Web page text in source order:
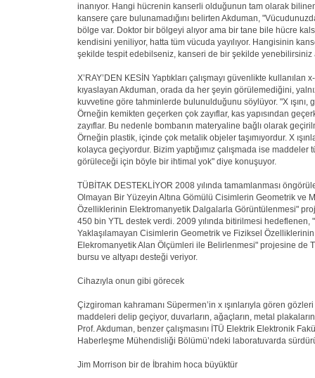
inanıyor. Hangi hücrenin kanserli olduğunun tam olarak
kansere çare bulunamadığını belirten Akduman,
bölge var. Doktor bir bölgeyi alıyor ama bir tane bile hücre
kendisini yeniliyor, hatta tüm vücuda yayılıyor. Hangisinin
şekilde tespit edebilseniz, kanseri de bir şekilde yenebilirsiniz
X’RAY’DEN KESİN Yaptıkları çalışmayı güvenlikte kullanılan
kıyaslayan Akduman, orada da her şeyin görülemediğini,
kuvvetine göre tahminlerde bulunulduğunu söylüyor. "X ışını,
Örneğin kemikten geçerken çok zayıflar, kas yapısından
zayıflar. Bu nedenle bombanın materyaline bağlı olarak
Örneğin plastik, içinde çok metalik objeler taşımıyordur. X
kolayca geçiyordur. Bizim yaptığımız çalışmada ise maddeler
görüleceği için böyle bir ihtimal yok" diye konuşuyor.
TÜBİTAK DESTEKLİYOR 2008 yılında tamamlanması
Olmayan Bir Yüzeyin Altına Gömülü Cisimlerin Geometrik ve
Özelliklerinin Elektromanyetik Dalgalarla Görüntülenmesi"
450 bin YTL destek verdi. 2009 yılında bitirilmesi hedeflenen,
Yaklaşılamayan Cisimlerin Geometrik ve Fiziksel
Elekromanyetik Alan Ölçümleri ile Belirlenmesi" projesine de
bursu ve altyapı desteği veriyor.
Cihazıyla onun gibi görecek
Çizgiroman kahramanı Süpermen’in x ışınlarıyla gören
maddeleri delip geçiyor, duvarların, ağaçların, metal plakaların
Prof. Akduman, benzer çalışmasını İTÜ Elektrik Elektronik
Haberleşme Mühendisliği Bölümü’ndeki laboratuvarda
Jim Morrison bir de İbrahim hoca büyüktür